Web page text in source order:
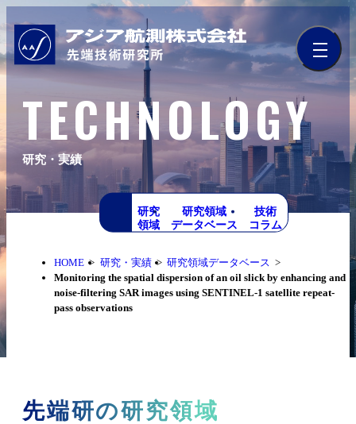
TECHNOLOGY
研究・実績
研究
領域
研究領域
データベース
技術
コラム
HOME 研究・実績
研究領域データベース
Monitoring the spatial dispersion of an oil slick by enhancing and
noise-filtering SAR images using SENTINEL-1 satellite repeat-
pass observations
先端研の研究領域